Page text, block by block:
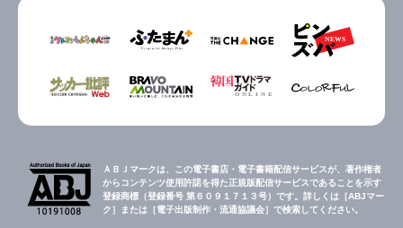
ＡＢＪマークは、この電子書店・電子書籍配信サービスが、著作権者
からコンテンツ使用許諾を得た正規版配信サービスであることを示す
登録商標（登録番号 第６０９１７１３号）です。詳しくは［ABJマー
ク］または［電子出版制作・流通協議会］で検索してください。